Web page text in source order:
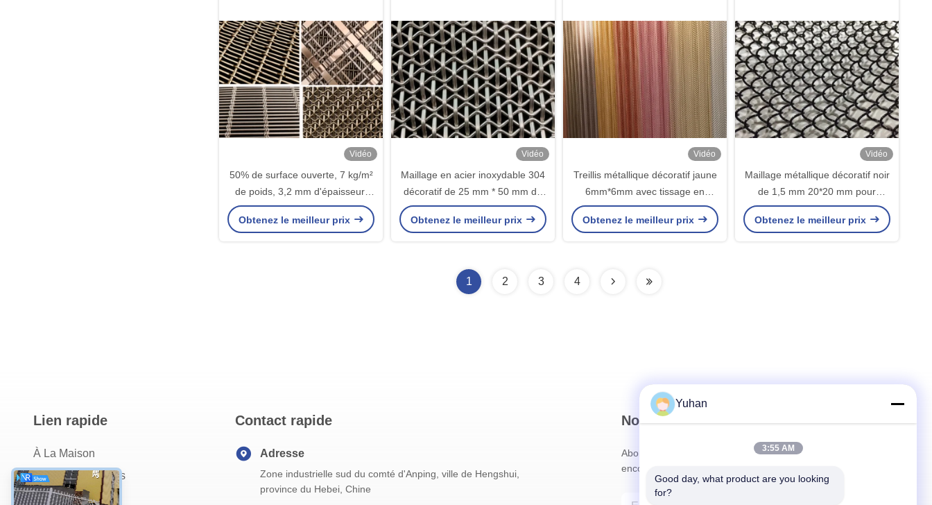
Vidéo
50% de surface ouverte, 7 kg/m²
de poids, 3,2 mm d'épaisseur,
treillis métallique décoratif pour
décoration intérieure et
Obtenez le meilleur prix
Vidéo
Maillage en acier inoxydable 304
décoratif de 25 mm * 50 mm de
taille de maille et de 2,2 mm de
diamètre de fil pour une
Obtenez le meilleur prix
Vidéo
Treillis métallique décoratif jaune
6mm*6mm avec tissage en
chaîne pour la conception
architecturale
Obtenez le meilleur prix
Vidéo
Maillage métallique décoratif noir
de 1,5 mm 20*20 mm pour
armoires
Obtenez le meilleur prix
1 2 3 4
Lien rapide
À La Maison
À Propos De Nous
Produits
Contact rapide
Adresse
Zone industrielle sud du comté d'Anping, ville de Hengshui,
province du Hebei, Chine
Notre newsletter
Abonnez-vous à notre newsletter pour des réductions et plus
encore.
Yuhan
3:55 AM
Good day, what product are you looking
for?